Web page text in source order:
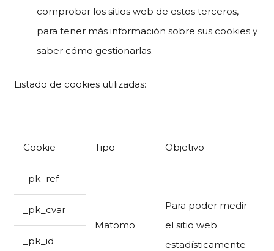
comprobar los sitios web de estos terceros,
para tener más información sobre sus cookies y
saber cómo gestionarlas.
Listado de cookies utilizadas:
Cookie Tipo Objetivo
_pk_ref
Matomo
Para poder medir
el sitio web
estadísticamente
_pk_cvar
_pk_id